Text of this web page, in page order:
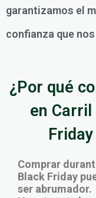
garantizamos el
confianza que
¿Por qué
en
Comprar
Black Friday
ser abrumador.